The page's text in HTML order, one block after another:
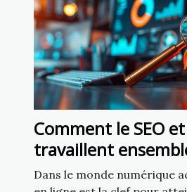
Comment le SEO et
travaillent
améliorer la
Dans le monde numérique